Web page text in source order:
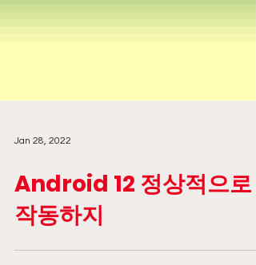
Jan 28, 2022
Android 12 정상적으로
작동하지